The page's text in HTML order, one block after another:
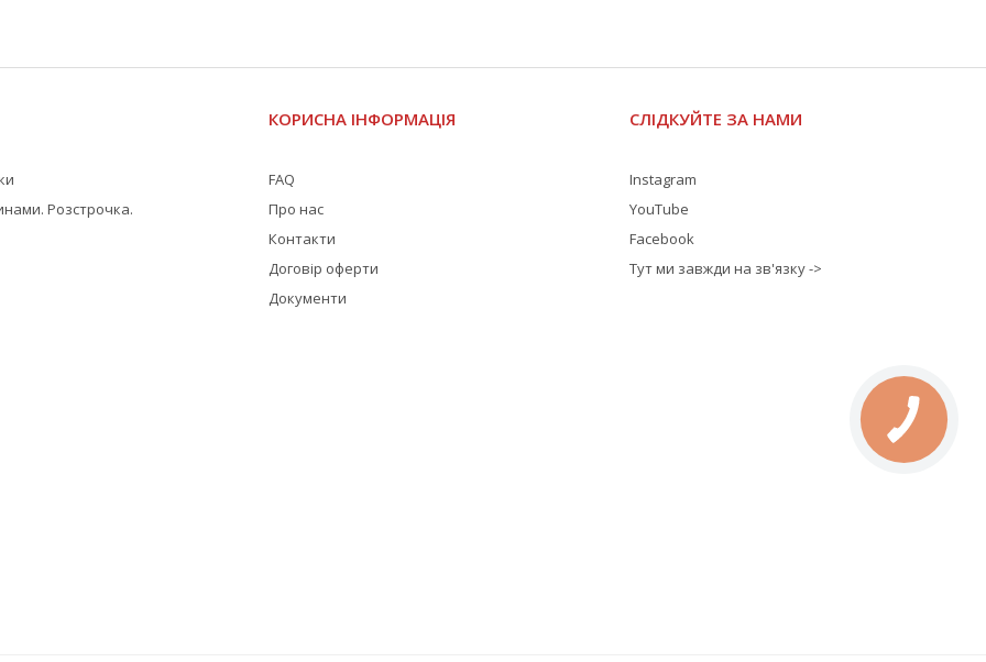
Розстрочка.
КОРИСНА ІНФОРМАЦІЯ
FAQ
Про нас
Контакти
Договір оферти
Документи
СЛІДКУЙТЕ ЗА НАМИ
Instagram
YouTube
Facebook
Тут ми завжди на зв'язку ->